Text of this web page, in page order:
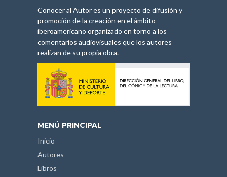
Conocer al Autor es un proyecto de difusión y
promoción de la creación en el ámbito
iberoamericano organizado en torno a los
comentarios audiovisuales que los autores
realizan de su propia obra.
MENÚ PRINCIPAL
Inicio
Autores
Libros